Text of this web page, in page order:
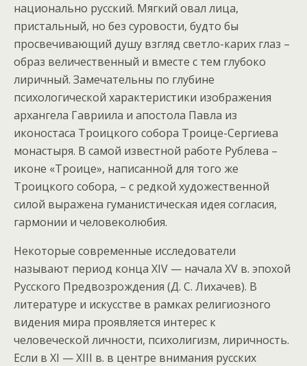
национально русский. Мягкий овал лица,
пристальный, но без суровости, будто бы
просвечивающий душу взгляд светло-карих глаз –
образ величественный и вместе с тем глубоко
лиричный. Замечательны по глубине
психологической характеристики изображения
архангела Гавриила и апостола Павла из
иконостаса Троицкого собора Троице-Сергиева
монастыря. В самой известной работе Рублева –
иконе «Троице», написанной для того же
Троицкого собора, – с редкой художественной
силой выражена гуманистическая идея согласия,
гармонии и человеколюбия.
Некоторые современные исследователи
называют период конца XIV — начала XV в. эпохой
Русского Предвозрождения (Д. С. Лихачев). В
литературе и искусстве в рамках религиозного
видения мира проявляется интерес к
человеческой личности, психолигизм, лиричность.
Если в XI — XIII в. в центре внимания русских